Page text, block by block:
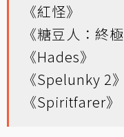
《紅怪》
《糖豆人：終
《Hades》
《Spelunky 2》
《Spiritfarer》